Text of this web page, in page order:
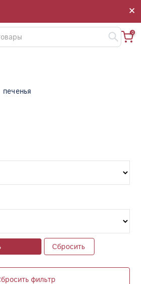
×
×
0
печенья
Сбросить
фильтр